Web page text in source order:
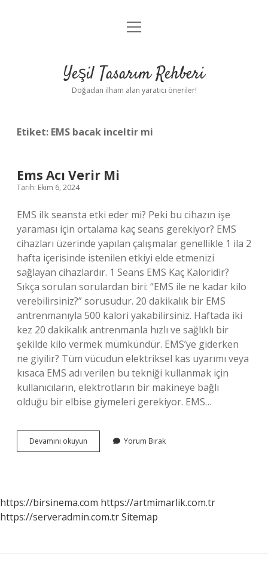
Anasayfa
Yasal Uyarı
menüyü
Yeşil Tasarım Rehberi
Doğadan ilham alan yaratıcı öneriler!
Etiket: EMS bacak inceltir mi
Ems Acı Verir Mi
Tarih: Ekim 6, 2024
EMS ilk seansta etki eder mi? Peki bu cihazın işe
yaraması için ortalama kaç seans gerekiyor? EMS
cihazları üzerinde yapılan çalışmalar genellikle 1 ila 2
hafta içerisinde istenilen etkiyi elde etmenizi
sağlayan cihazlardır. 1 Seans EMS Kaç Kaloridir?
Sıkça sorulan sorulardan biri: “EMS ile ne kadar kilo
verebilirsiniz?” sorusudur. 20 dakikalık bir EMS
antrenmanıyla 500 kalori yakabilirsiniz. Haftada iki
kez 20 dakikalık antrenmanla hızlı ve sağlıklı bir
şekilde kilo vermek mümkündür. EMS’ye giderken
ne giyilir? Tüm vücudun elektriksel kas uyarımı veya
kısaca EMS adı verilen bu tekniği kullanmak için
kullanıcıların, elektrotların bir makineye bağlı
olduğu bir elbise giymeleri gerekiyor. EMS…
Devamını okuyun
Acı
Yorum Bırak
https://birsinema.com https://artmimarlik.com.tr
https://serveradmin.com.trSitemap